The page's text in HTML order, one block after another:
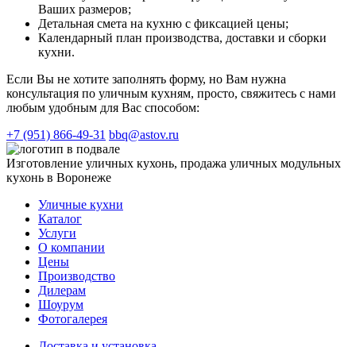
Ваших размеров;
Детальная смета на кухню с фиксацией цены;
Календарный план производства, доставки и сборки
кухни.
Если Вы не хотите заполнять форму, но Вам нужна
консультация по уличным кухням, просто, свяжитесь с нами
любым удобным для Вас способом:
+7 (951) 866-49-31 bbq@astov.ru
Изготовление уличных кухонь, продажа уличных модульных
кухонь в Воронеже
Уличные кухни
Каталог
Услуги
О компании
Цены
Производство
Дилерам
Шоурум
Фотогалерея